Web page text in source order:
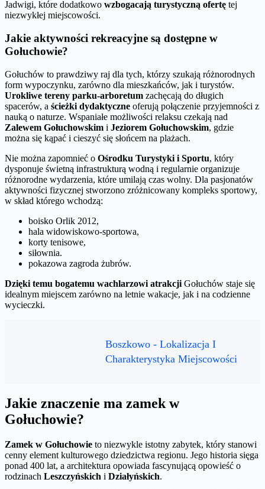
Jadwigi, które dodatkowo wzbogacają turystyczną ofertę tej
niezwykłej miejscowości.
Jakie aktywności rekreacyjne są dostępne w
Gołuchowie?
Gołuchów to prawdziwy raj dla tych, którzy szukają różnorodnych
form wypoczynku, zarówno dla mieszkańców, jak i turystów.
Urokliwe tereny parku-arboretum zachęcają do długich
spacerów, a ścieżki dydaktyczne oferują połączenie przyjemności z
nauką o naturze. Wspaniałe możliwości relaksu czekają nad
Zalewem Gołuchowskim i Jeziorem Gołuchowskim, gdzie
można się kąpać i cieszyć się słońcem na plażach.
Nie można zapomnieć o Ośrodku Turystyki i Sportu, który
dysponuje świetną infrastrukturą wodną i regularnie organizuje
różnorodne wydarzenia, które umilają czas wolny. Dla pasjonatów
aktywności fizycznej stworzono zróżnicowany kompleks sportowy,
w skład którego wchodzą:
boisko Orlik 2012,
hala widowiskowo-sportowa,
korty tenisowe,
siłownia.
pokazowa zagroda żubrów.
Dzięki temu bogatemu wachlarzowi atrakcji Gołuchów staje się
idealnym miejscem zarówno na letnie wakacje, jak i na codzienne
wycieczki.
Boszkowo - Lokalizacja I
Charakterystyka Miejscowości
Jakie znaczenie ma zamek w
Gołuchowie?
Zamek w Gołuchowie to niezwykle istotny zabytek, który stanowi
cenny element kulturowego dziedzictwa regionu. Jego historia sięga
ponad 400 lat, a architektura opowiada fascynującą opowieść o
rodzinach Leszczyńskich i Działyńskich.